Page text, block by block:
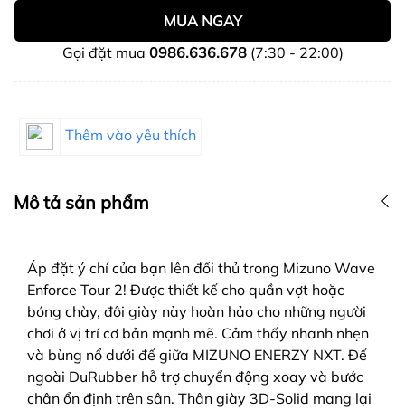
MUA NGAY
Gọi đặt mua 0986.636.678(7:30 - 22:00)
Thêm vào yêu thích
Mô tả sản phẩm
Áp đặt ý chí của bạn lên đối thủ trong Mizuno Wave
Enforce Tour 2! Được thiết kế cho quần vợt hoặc
bóng chày, đôi giày này hoàn hảo cho những người
chơi ở vị trí cơ bản mạnh mẽ. Cảm thấy nhanh nhẹn
và bùng nổ dưới đế giữa MIZUNO ENERZY NXT. Đế
ngoài DuRubber hỗ trợ chuyển động xoay và bước
chân ổn định trên sân. Thân giày 3D-Solid mang lại